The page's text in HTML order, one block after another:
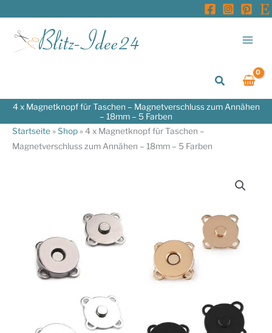
springen
Suchen
4 x Magnetknopf für Taschen – Magnetverschluss zum Annähen
– 18mm – 5 Farben
Startseite »Shop »4 x Magnetknopf für Taschen –
Magnetverschluss zum Annähen – 18mm – 5 Farben